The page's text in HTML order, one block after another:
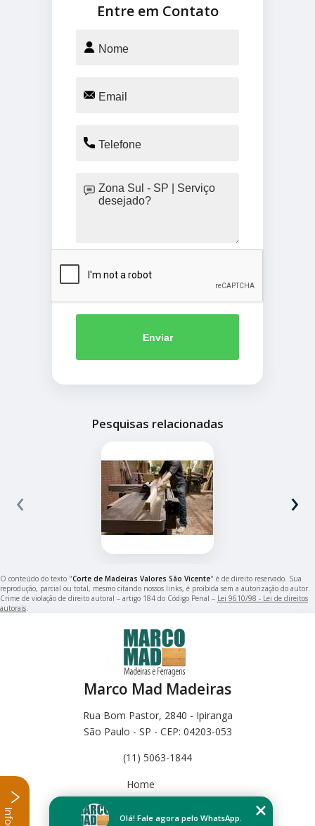
Entre em Contato
Enviar
Pesquisas relacionadas
‹ ›
O conteúdo do texto "Corte de Madeiras Valores São Vicente" é de direito reservado. Sua
reprodução, parcial ou total, mesmo citando nossos links, é proibida sem a autorização do autor.
Crime de violação de direito autoral – artigo 184 do Código Penal – Lei 9610/98 - Lei de direitos
autorais.
Marco Mad Madeiras
Rua Bom Pastor, 2840 - Ipiranga
São Paulo - SP - CEP: 04203-053
(11) 5063-1844
Home
Empresa
Missão
Olá! Fale agora pelo WhatsApp.